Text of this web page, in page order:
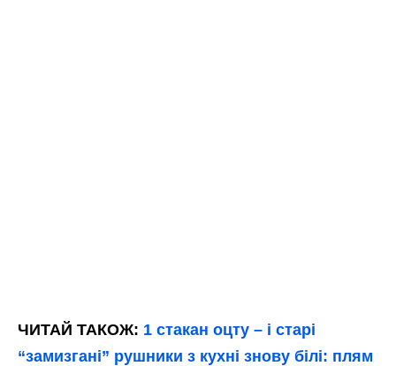
ЧИТАЙ ТАКОЖ: 1 стакан оцту – і старі
“замизгані” рушники з кухні знову білі: плям